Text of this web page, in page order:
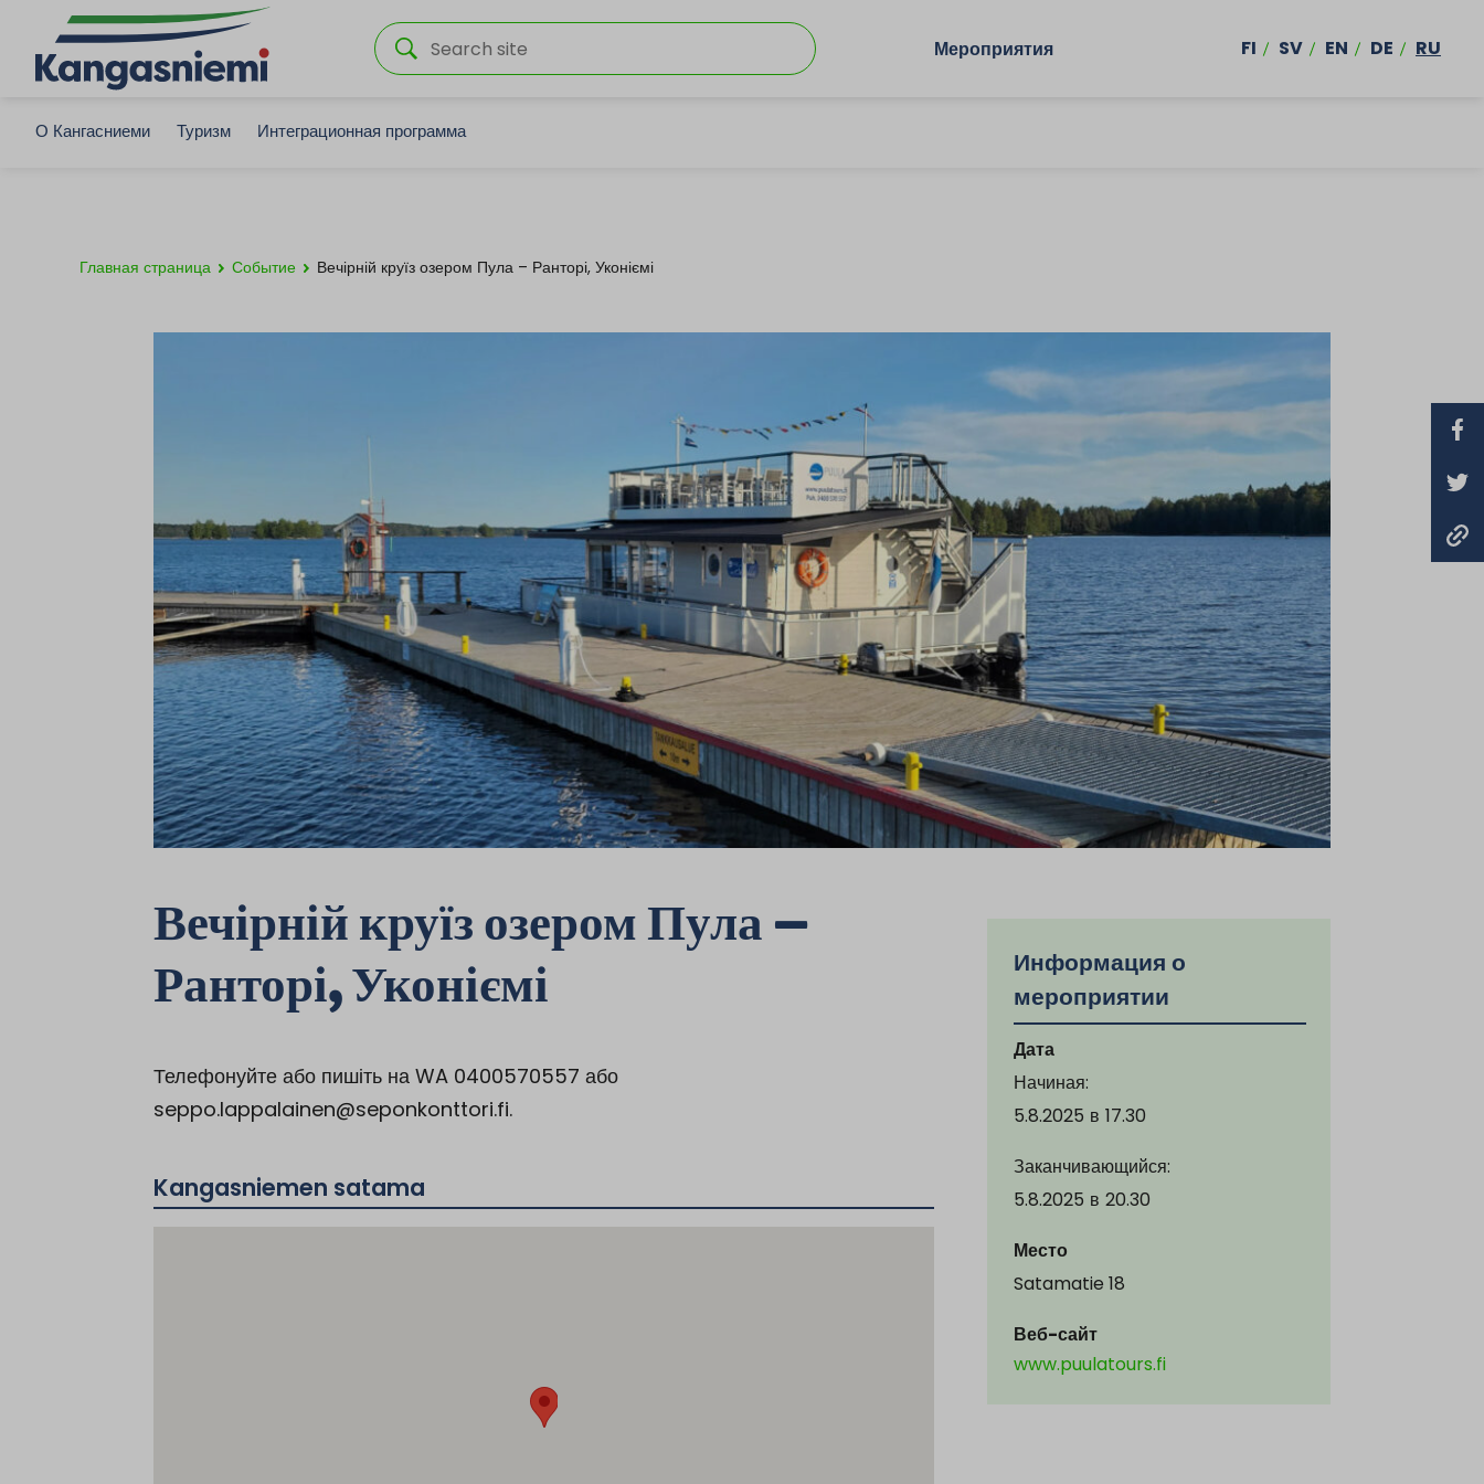
Мероприятия FI SV EN DE RU
О Кангасниеми Туризм Интеграционная программа
Главная страница Событие Вечірній круїз озером Пула – Ранторі, Уконіємі
Вечірній круїз озером Пула –
Ранторі, Уконіємі
Телефонуйте або пишіть на WA 0400570557 або
seppo.lappalainen@seponkonttori.fi.
Kangasniemen satama
Информация о
мероприятии
Дата
Начиная:
5.8.2025 в 17.30
Заканчивающийся:
5.8.2025 в 20.30
Место
Satamatie 18
Веб-сайт
www.puulatours.fi